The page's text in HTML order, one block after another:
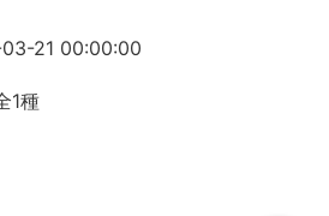
21 00:00:00
1種